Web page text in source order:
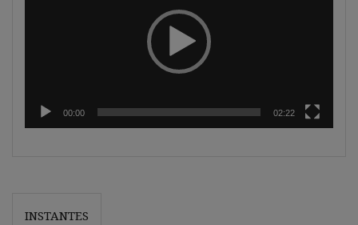
00:00 02:22
Navegación
INSTANTES